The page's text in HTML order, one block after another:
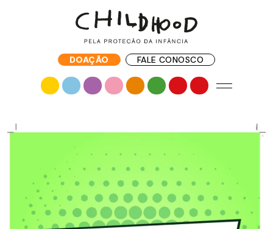
DOAÇÃO FALE CONOSCO